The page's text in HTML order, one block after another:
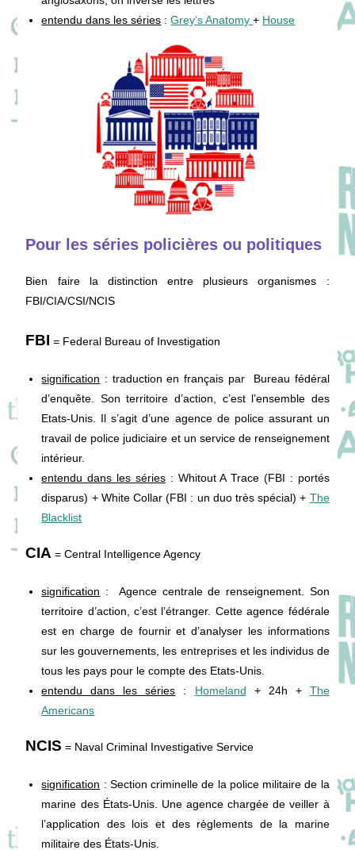
entendu dans les séries :Grey’s Anatomy+ House
Pour les séries policières ou politiques
Bien faire la distinction entre plusieurs organismes :
FBI/CIA/CSI/NCIS
FBI = Federal Bureau of Investigation
signification : traduction en français par Bureau fédéral
d’enquête. Son territoire d’action, c’est l’ensemble des
Etats-Unis. Il s’agit d’une agence de police assurant un
travail de police judiciaire et un service de renseignement
intérieur.
entendu dans les séries: Whitout A Trace (FBI : portés
disparus) + White Collar (FBI : un duo très spécial) + The
Blacklist
CIA = Central Intelligence Agency
signification : Agence centrale de renseignement. Son
territoire d’action, c’est l’étranger. Cette agence fédérale
est en charge de fournir et d’analyser les informations
sur les gouvernements, les entreprises et les individus de
tous les pays pour le compte des Etats-Unis.
entendu dans les séries : Homeland + 24h + The
Americans
NCIS = Naval Criminal Investigative Service
signification : Section criminelle de la police militaire de la
marine des États-Unis. Une agence chargée de veiller à
l’application des lois et des règlements de la marine
militaire des États-Unis.